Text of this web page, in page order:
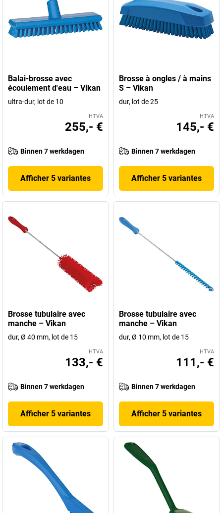
Balai-brosse avec
écoulement d'eau – Vikan
ultra-dur, lot de 10
HTVA
255,- €
Binnen 7 werkdagen
Afficher 5 variantes
Brosse à ongles / à mains
S – Vikan
dur, lot de 25
HTVA
145,- €
Binnen 7 werkdagen
Afficher 5 variantes
Brosse tubulaire avec
manche – Vikan
dur, Ø 40 mm, lot de 15
HTVA
133,- €
Binnen 7 werkdagen
Afficher 5 variantes
Brosse tubulaire avec
manche – Vikan
dur, Ø 10 mm, lot de 15
HTVA
111,- €
Binnen 7 werkdagen
Afficher 5 variantes